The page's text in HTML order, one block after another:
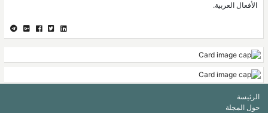
الأفعال العربية.
الرئيسة
حول المجلة